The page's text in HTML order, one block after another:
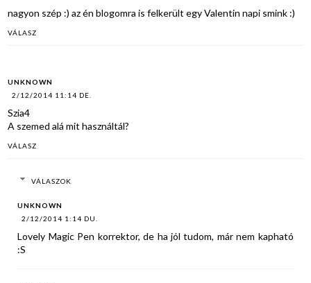
nagyon szép :) az én blogomra is felkerült egy Valentin napi smink :)
VÁLASZ
UNKNOWN
2/12/2014 11:14 DE.
Szia4
A szemed alá mit használtál?
VÁLASZ
VÁLASZOK
UNKNOWN
2/12/2014 1:14 DU.
Lovely Magic Pen korrektor, de ha jól tudom, már nem kapható
:S